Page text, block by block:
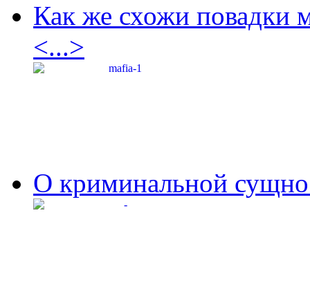
Как же схожи повадки
<...>
О криминальной